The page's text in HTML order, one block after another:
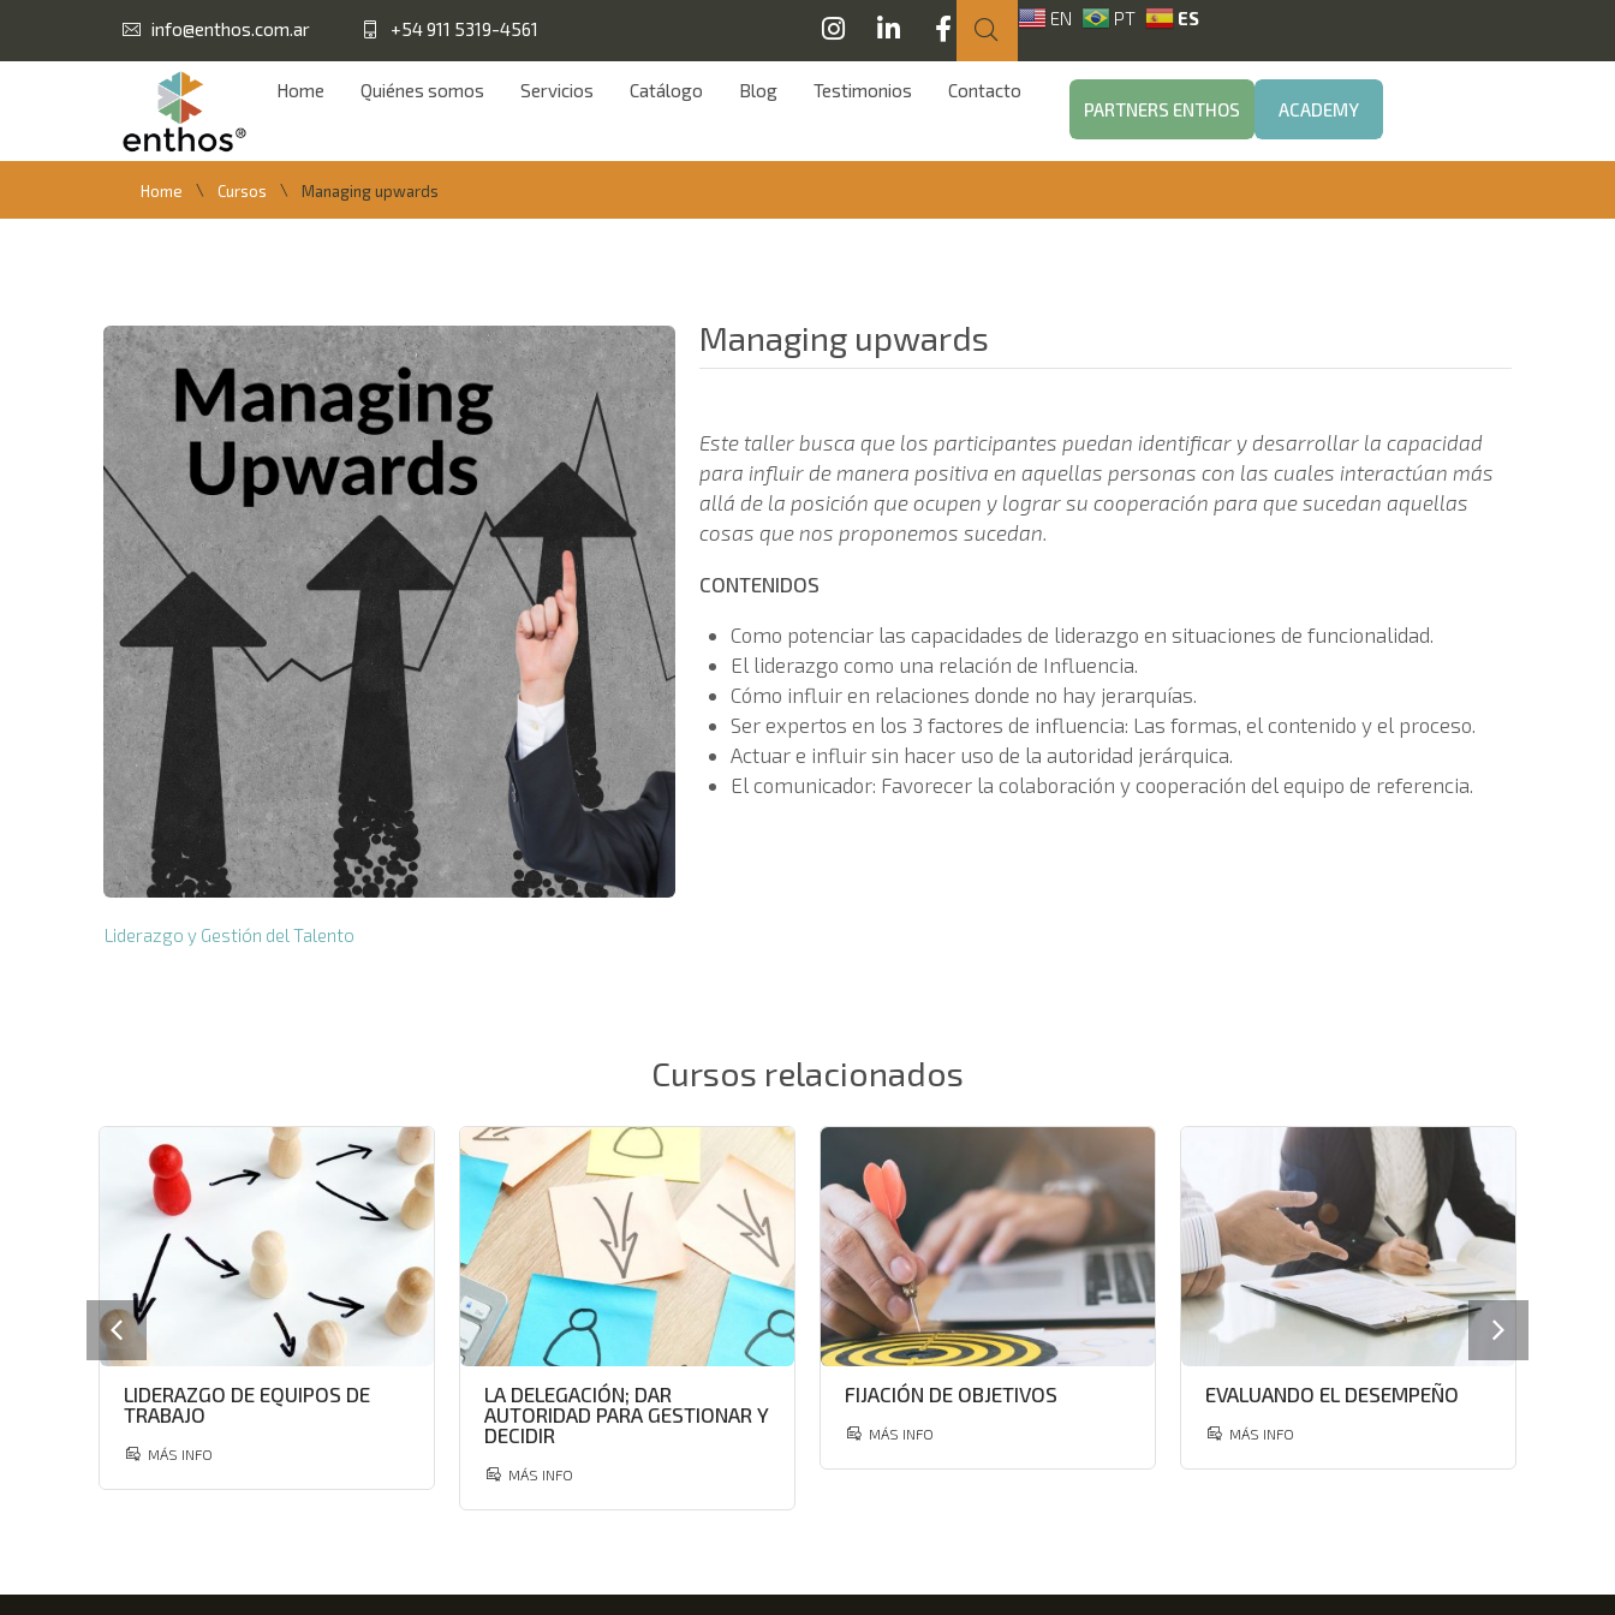
info@enthos.com.ar +54 911 5319-4561 EN PT ES
Home Quiénes somos Servicios Catálogo Blog Testimonios
Contacto
PARTNERS ENTHOS
PARTNERS ENTHOS
ACADEMY
Home \ Cursos \ Managing upwards
Liderazgo y Gestión del Talento
Managing upwards
Este taller busca que los participantes puedan identificar y desarrollar la capacidad
para influir de manera positiva en aquellas personas con las cuales interactúan más
allá de la posición que ocupen y lograr su cooperación para que sucedan aquellas
cosas que nos proponemos sucedan.
CONTENIDOS
Como potenciar las capacidades de liderazgo en situaciones de funcionalidad.
El liderazgo como una relación de Influencia.
Cómo influir en relaciones donde no hay jerarquías.
Ser expertos en los 3 factores de influencia: Las formas, el contenido y el proceso.
Actuar e influir sin hacer uso de la autoridad jerárquica.
El comunicador: Favorecer la colaboración y cooperación del equipo de referencia.
Cursos relacionados
LIDERAZGO DE EQUIPOS DE
TRABAJO
MÁS INFO
LA DELEGACIÓN; DAR
AUTORIDAD PARA GESTIONAR Y
DECIDIR
MÁS INFO
FIJACIÓN DE OBJETIVOS
MÁS INFO
EVALUANDO EL DESEMPEÑO
MÁS INFO